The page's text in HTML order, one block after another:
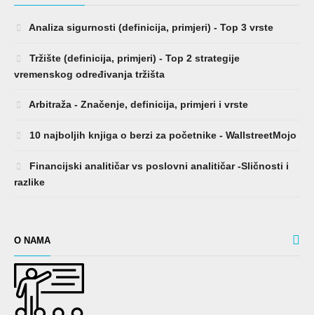
Analiza sigurnosti (definicija, primjeri) - Top 3 vrste
Tržište (definicija, primjeri) - Top 2 strategije
vremenskog određivanja tržišta
Arbitraža - Značenje, definicija, primjeri i vrste
10 najboljih knjiga o berzi za početnike - WallstreetMojo
Financijski analitičar vs poslovni analitičar -Sličnosti i
razlike
O NAMA